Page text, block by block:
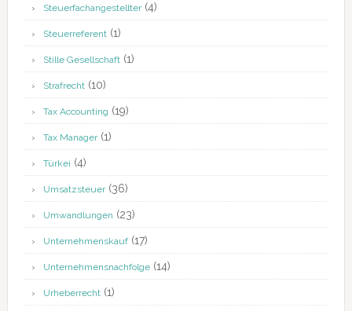
Steuerfachangestellter(4)
Steuerreferent(1)
Stille Gesellschaft(1)
Strafrecht(10)
Tax Accounting (19)
Tax Manager(1)
Türkei (4)
Umsatzsteuer(36)
Umwandlungen (23)
Unternehmenskauf(17)
Unternehmensnachfolge(14)
Urheberrecht(1)